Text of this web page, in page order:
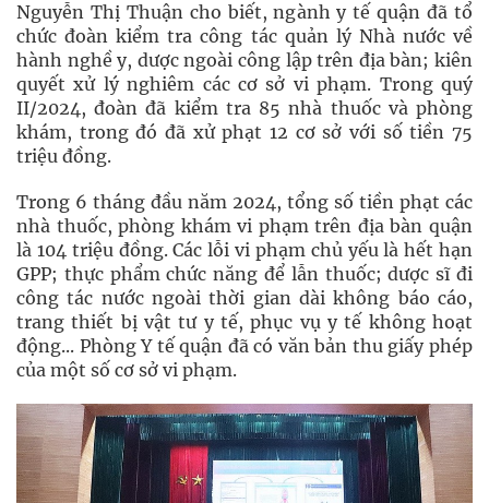
Nguyễn Thị Thuận cho biết, ngành y tế quận đã tổ
chức đoàn kiểm tra công tác quản lý Nhà nước về
hành nghề y, dược ngoài công lập trên địa bàn; kiên
quyết xử lý nghiêm các cơ sở vi phạm. Trong quý
II/2024, đoàn đã kiểm tra 85 nhà thuốc và phòng
khám, trong đó đã xử phạt 12 cơ sở với số tiền 75
triệu đồng.
Trong 6 tháng đầu năm 2024, tổng số tiền phạt các
nhà thuốc, phòng khám vi phạm trên địa bàn quận
là 104 triệu đồng. Các lỗi vi phạm chủ yếu là hết hạn
GPP; thực phẩm chức năng để lẫn thuốc; dược sĩ đi
công tác nước ngoài thời gian dài không báo cáo,
trang thiết bị vật tư y tế, phục vụ y tế không hoạt
động... Phòng Y tế quận đã có văn bản thu giấy phép
của một số cơ sở vi phạm.